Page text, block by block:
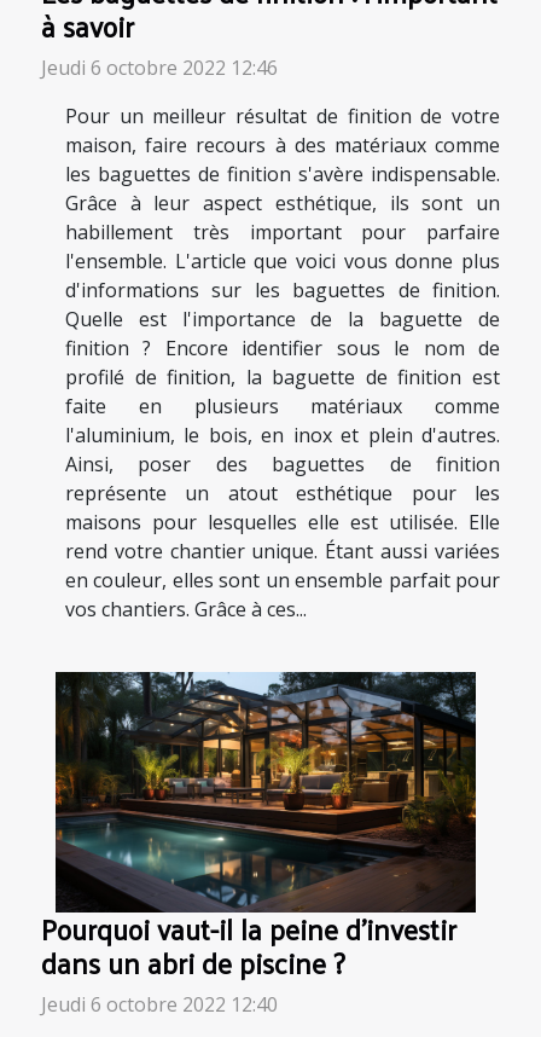
à savoir
Jeudi 6 octobre 2022 12:46
Pour un meilleur résultat de finition de votre
maison, faire recours à des matériaux comme
les baguettes de finition s'avère indispensable.
Grâce à leur aspect esthétique, ils sont un
habillement très important pour parfaire
l'ensemble. L'article que voici vous donne plus
d'informations sur les baguettes de finition.
Quelle est l'importance de la baguette de
finition ? Encore identifier sous le nom de
profilé de finition, la baguette de finition est
faite en plusieurs matériaux comme
l'aluminium, le bois, en inox et plein d'autres.
Ainsi, poser des baguettes de finition
représente un atout esthétique pour les
maisons pour lesquelles elle est utilisée. Elle
rend votre chantier unique. Étant aussi variées
en couleur, elles sont un ensemble parfait pour
vos chantiers. Grâce à ces...
Pourquoi vaut-il la peine d'investir
dans un abri de piscine ?
Jeudi 6 octobre 2022 12:40